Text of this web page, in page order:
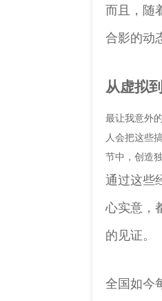
而且，随
合影的动
从虚拟
最让我意外
人会把这些
节中，创造
通过这些
心实意，
的见证。
全国如今